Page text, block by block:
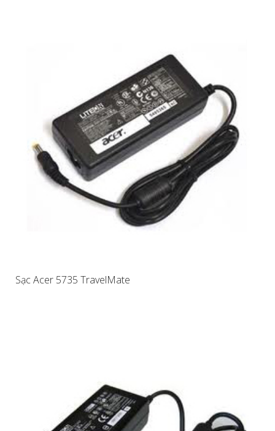
Sạc Acer 5735 TravelMate